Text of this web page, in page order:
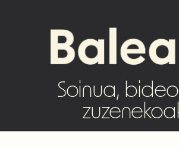
Soinua,